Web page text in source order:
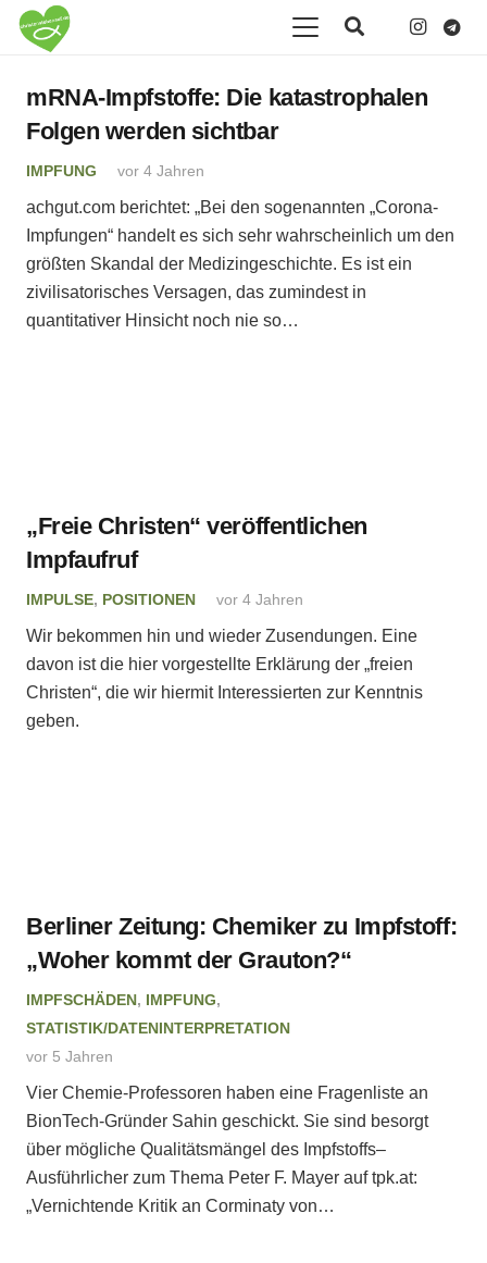
mRNA-Impfstoffe: Die katastrophalen
Folgen werden sichtbar
IMPFUNG vor 4 Jahren
achgut.com berichtet: „Bei den sogenannten „Corona-
Impfungen“ handelt es sich sehr wahrscheinlich um den
größten Skandal der Medizingeschichte. Es ist ein
zivilisatorisches Versagen, das zumindest in
quantitativer Hinsicht noch nie so…
„Freie Christen“ veröffentlichen
Impfaufruf
IMPULSE, POSITIONEN vor 4 Jahren
Wir bekommen hin und wieder Zusendungen. Eine
davon ist die hier vorgestellte Erklärung der „freien
Christen“, die wir hiermit Interessierten zur Kenntnis
geben.
Berliner Zeitung: Chemiker zu Impfstoff:
„Woher kommt der Grauton?“
IMPFSCHÄDEN, IMPFUNG,
STATISTIK/DATENINTERPRETATION
vor 5 Jahren
Vier Chemie-Professoren haben eine Fragenliste an
BionTech-Gründer Sahin geschickt. Sie sind besorgt
über mögliche Qualitätsmängel des Impfstoffs–
Ausführlicher zum Thema Peter F. Mayer auf tpk.at:
„Vernichtende Kritik an Corminaty von…